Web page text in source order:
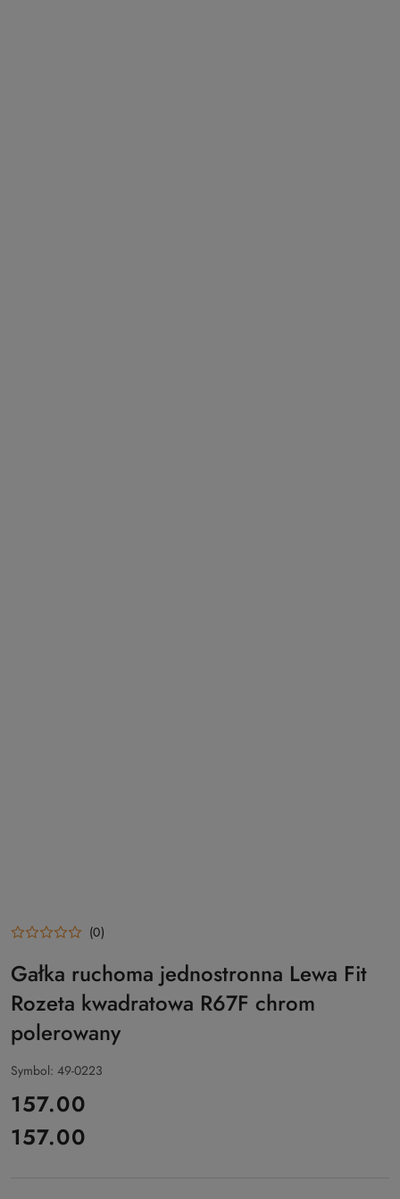
(0)
Gałka ruchoma jednostronna Lewa Fit
Rozeta kwadratowa R67F chrom
polerowany
Symbol: 49-0223
cena:
157.00
Cena:
157.00